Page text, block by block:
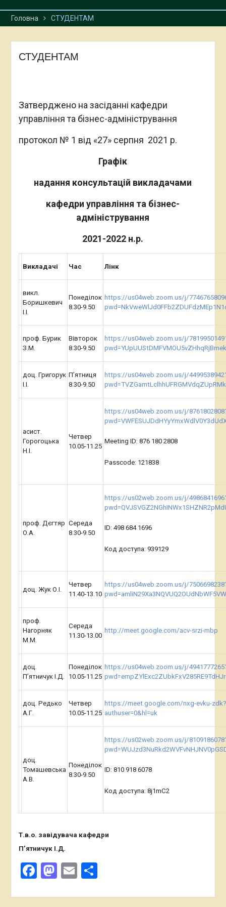
Головна СТУДЕНТАМ
СТУДЕНТАМ
Затверджено на засіданні кафедри
управління та бізнес-адміністрування
протокол № 1 від «27» серпня 2021 р.
Графік
надання консультацій викладачами
кафедри управління та бізнес-
адміністрування
2021-2022 н.р.
Викладачі Час Лінк
викл.
Боришкевич
І.І.
Понеділок
8.30-9.50
https://us04web.zoom.us/j/
проф. Бурик
З.М.
Вівторок
8.30-9.50
https://us04web.zoom.us/j/
доц. Григорук
І.І.
П’ятниця
8.30-9.50
https://us04web.zoom.us/j/
асист.
Горогоцька
Н.І.
Четвер
10.05-11.25
https://us04web.zoom.us/j/
Meeting ID: 876 180 2808
Passcode: 121838
проф. Дєгтяр
О.А.
Середа
8.30-9.50
https://us02web.zoom.us/j/
ID: 498 684 1696
Код доступа: 939129
доц. Жук О.І.
Четвер
11.40-13.10
https://us04web.zoom.us/j/
проф.
Нагорняк
М.М.
Середа
11.30-13.00
http://meet.google.com/acv-srzi-mbp
доц.
П’ятничук І.Д.
Понеділок
10.05-11.25
https://us04web.zoom.us/j/
доц. Редько
А.Г.
Четвер
10.05-11.25
https://meet.google.com/nxg-evku-zdk?
authuser=0&hl=uk
доц.
Томашевська
А.В.
Понеділок
8.30-9.50
https://us02web.zoom.us/j/
ID: 810 918 6078
Код доступа: 8j1mC2
Т.в.о. завідувача кафедри
П’ятничук І.Д.
Facebook
Mastodon
EmailПоділитися